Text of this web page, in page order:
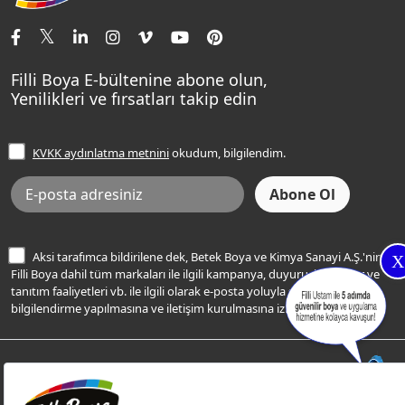
X
Tavan Boyaları
Ev Bakım ve Hobi Boyaları
Yatak Odası Renkleri
Sentomaxx Sentetik Boya
Sentomaxx İpeksi Mat
Momento Life
Şampanya Rengi
Açık Mavi Rengi
Frezya Rengi
İletişim Bilgilerimiz
Renk Danışma
Filli Ustam
Sıkça Sorulan Sorular
Ücretsiz Yalıtım Keşif Hizmeti
Bilgi Toplumu Hizmetleri
İnternet Sitesi Kullanım Koşulları
KVKK Talep Formu
KVKK Aydınlatma Metni
Filli Boya E-bültenine abone olun,
Yenilikleri ve fırsatları takip edin
KVKK aydınlatma metniniokudum, bilgilendim.
Aksi tarafımca bildirilene dek, Betek Boya ve Kimya Sanayi A.Ş.'nin
Filli Boya dahil tüm markaları ile ilgili kampanya, duyuru, hizmetler ve
tanıtım faaliyetleri vb. ile ilgili olarak e-posta yoluyla şahsıma
bilgilendirme yapılmasına ve iletişim kurulmasına izin veriyorum.